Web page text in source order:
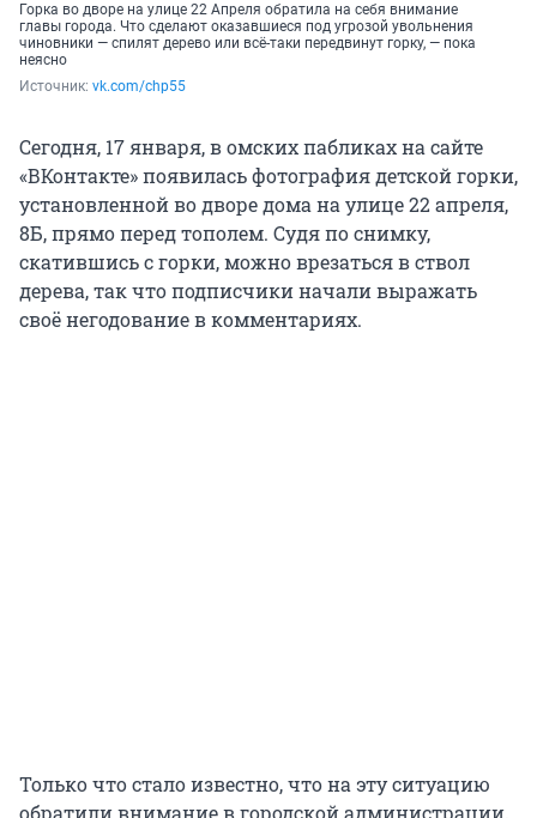
Горка во дворе на улице 22 Апреля обратила на себя внимание
главы города. Что сделают оказавшиеся под угрозой увольнения
чиновники — спилят дерево или всё-таки передвинут горку, — пока
неясно
Источник: vk.com/chp55
Сегодня, 17 января, в омских пабликах на сайте
«ВКонтакте» появилась фотография детской горки,
установленной во дворе дома на улице 22 апреля,
8Б, прямо перед тополем. Судя по снимку,
скатившись с горки, можно врезаться в ствол
дерева, так что подписчики начали выражать
своё негодование в комментариях.
Только что стало известно, что на эту ситуацию
обратили внимание в городской администрации.